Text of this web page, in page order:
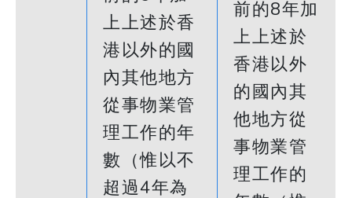
上上述於香
港以外的國
內其他地方
從事物業管
理工作的年
數（惟以不
超過4年為
前的8年加
上上述於
香港以外
的國內其
他地方從
事物業管
理工作的